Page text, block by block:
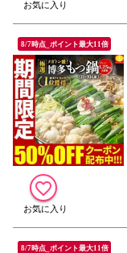
8/7時点_ポイント最大11倍
8/7時点_ポイント最大11倍